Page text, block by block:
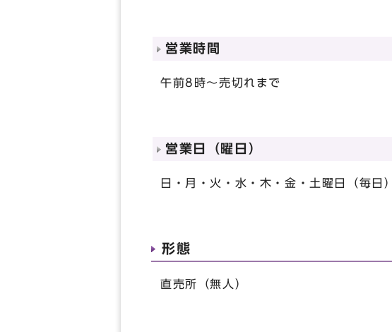
営業時間
午前8時～売切れまで
営業日（曜日）
日・月・火・水・木・金・土曜日（毎日）
形態
直売所（無人）